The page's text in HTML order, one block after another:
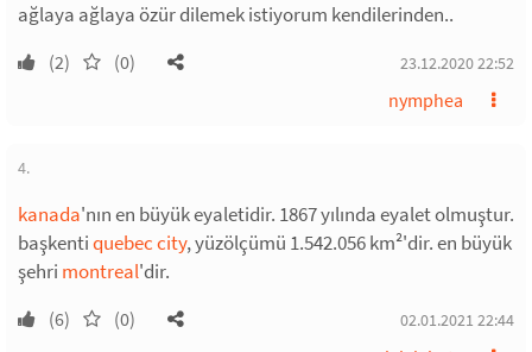
ağlaya ağlaya özür dilemek istiyorum kendilerinden..
(2) (0) 23.12.2020 22:52
nymphea
4.
kanada'nın en büyük eyaletidir. 1867 yılında eyalet olmuştur.
başkentiquebec city, yüzölçümü 1.542.056 km²'dir. en büyük
şehri montreal'dir.
(6) (0) 02.01.2021 22:44